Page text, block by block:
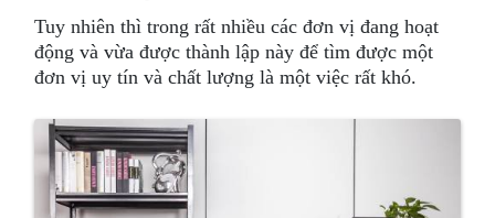
Tuy nhiên thì trong rất nhiều các đơn vị đang hoạt
động và vừa được thành lập này để tìm được một
đơn vị uy tín và chất lượng là một việc rất khó.